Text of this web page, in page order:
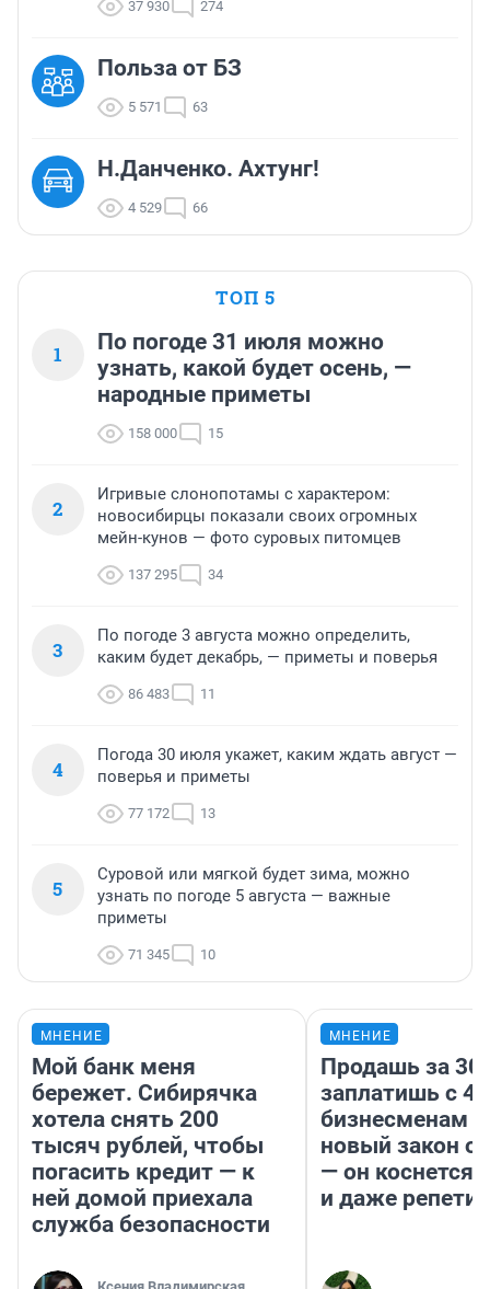
37 930 274
Польза от БЗ
5 571 63
Н.Данченко. Ахтунг!
4 529 66
ТОП 5
1
По погоде 31 июля можно
узнать, какой будет осень, —
народные приметы
158 000 15
2
Игривые слонопотамы с характером:
новосибирцы показали своих огромных
мейн-кунов — фото суровых питомцев
137 295 34
3
По погоде 3 августа можно определить,
каким будет декабрь, — приметы и поверья
86 483 11
4
Погода 30 июля укажет, каким ждать август —
поверья и приметы
77 172 13
5
Суровой или мягкой будет зима, можно
узнать по погоде 5 августа — важные
приметы
71 345 10
МНЕНИЕ
Мой банк меня
бережет. Сибирячка
хотела снять 200
тысяч рублей, чтобы
погасить кредит — к
ней домой приехала
служба безопасности
МНЕНИЕ
Продашь за
заплатишь с
бизнесменам
новый закон о
— он коснется
и даже